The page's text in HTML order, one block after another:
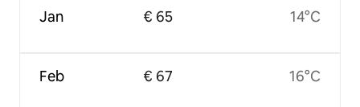
Jan
Feb
€ 65
€ 67
14°C
16°C